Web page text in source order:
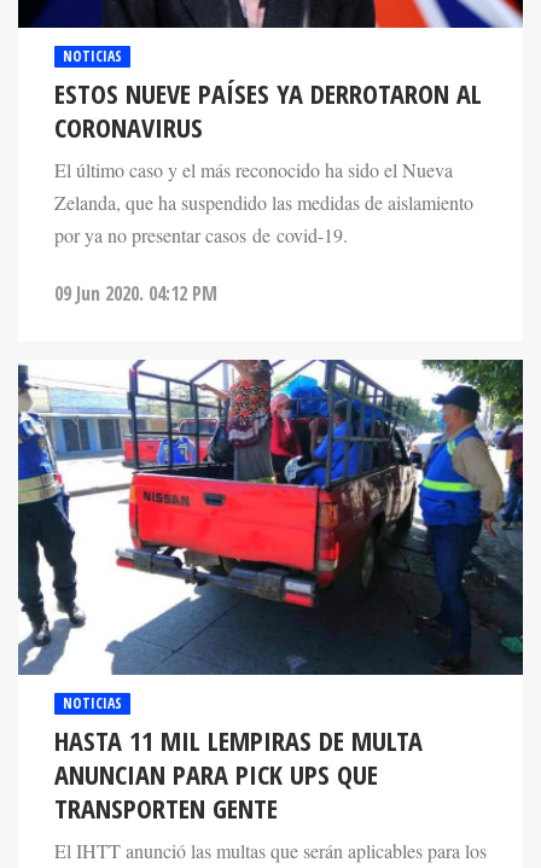
NOTICIAS
ESTOS NUEVE PAÍSES YA DERROTARON AL
CORONAVIRUS
El último caso y el más reconocido ha sido el Nueva
Zelanda, que ha suspendido las medidas de aislamiento
por ya no presentar casos de covid-19.
09 Jun 2020. 04:12 PM
NOTICIAS
HASTA 11 MIL LEMPIRAS DE MULTA
ANUNCIAN PARA PICK UPS QUE
TRANSPORTEN GENTE
El IHTT anunció las multas que serán aplicables para los